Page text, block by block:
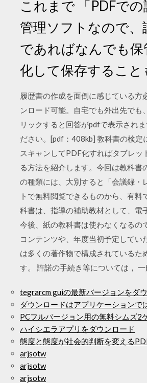
これまで 「PDFで
管理ソフトなので
であればなんでも
化して保存すること
履歴書の作成を面倒に感じている
ンロード可能。自宅でも外出先で
リックすると回答がpdfで表示され
ださい。[pdf：408kb] 教科書の検定
スキャンしてPDF化すればタブレ
る方法を紹介します。今回は教科
の種類には、大別すると「会議録・
トで無料閲覧できるものから、有
科書は、指導の補助教材として、電
今後、紙の教科書は使わなくなるの
コンテンツや、年度当初予定して
は多くの著作物で構成されているた
す。 許諾の手続き等については，
tegrarcm guiの最新バージョンをダ
ダウンロードはアプリケーションで
PCフルバージョン用の無料シムズ2
ハイシエラアプリをダウンロード
態度と態度が社会的判断を変える
arjsotw
arjsotw
arjsotw